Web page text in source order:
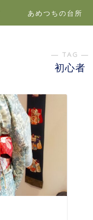
あめつちの台所
― TAG ―
初心者